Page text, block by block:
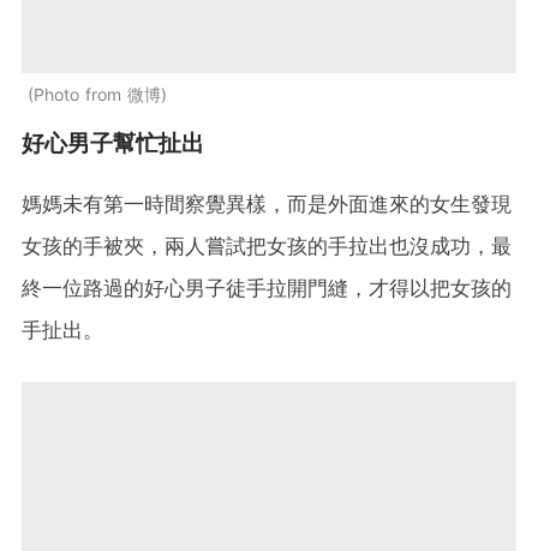
Photo from 微博
好心男子幫忙扯出
媽媽未有第一時間察覺異樣，而是外面進來的女生發現
女孩的手被夾，兩人嘗試把女孩的手拉出也沒成功，最
終一位路過的好心男子徒手拉開門縫，才得以把女孩的
手扯出。